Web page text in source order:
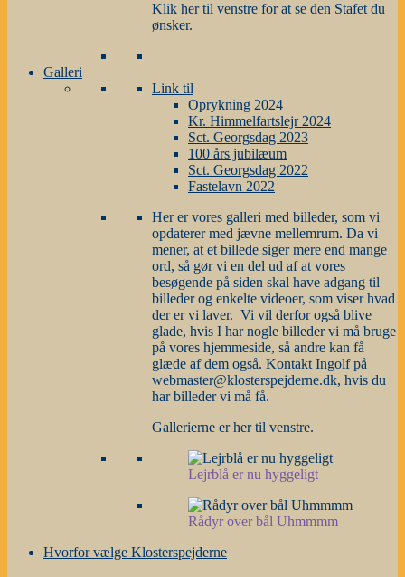
Klik her til venstre for at se den Stafet du
ønsker.
Galleri
Link til
Oprykning 2024
Kr. Himmelfartslejr 2024
Sct. Georgsdag 2023
100 års jubilæum
Sct. Georgsdag 2022
Fastelavn 2022
Her er vores galleri med billeder, som vi
opdaterer med jævne mellemrum. Da vi
mener, at et billede siger mere end mange
ord, så gør vi en del ud af at vores
besøgende på siden skal have adgang til
billeder og enkelte videoer, som viser hvad
der er vi laver. Vi vil derfor også blive
glade, hvis I har nogle billeder vi må bruge
på vores hjemmeside, så andre kan få
glæde af dem også. Kontakt Ingolf på
webmaster@klosterspejderne.dk, hvis du
har billeder vi må få.
Gallerierne er her til venstre.
Lejrblå er nu hyggeligt
Rådyr over bål Uhmmmm
Hvorfor vælge Klosterspejderne